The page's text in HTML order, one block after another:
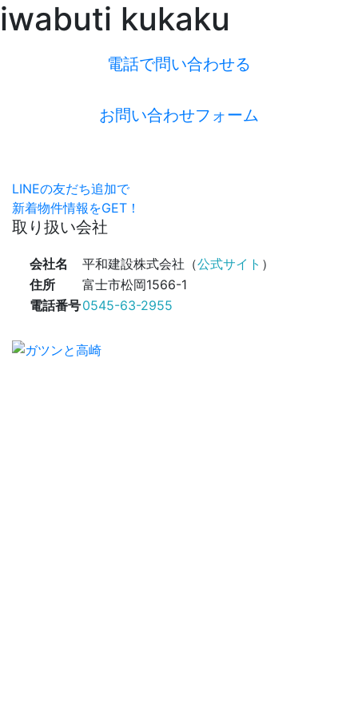
iwabuti kukaku
電話で問い合わせる
お問い合わせフォーム
LINEの友だち追加で
新着物件情報をGET！
取り扱い会社
会社名 平和建設株式会社（公式サイト ）
住所
富士市松岡1566-1
電話番号0545-63-2955